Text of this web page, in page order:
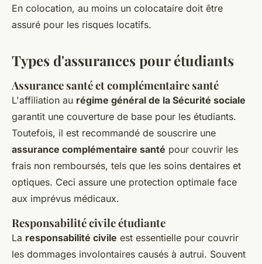
En colocation, au moins un colocataire doit être
assuré pour les risques locatifs.
Types d'assurances pour étudiants
Assurance santé et complémentaire santé
L'affiliation au régime général de la Sécurité sociale
garantit une couverture de base pour les étudiants.
Toutefois, il est recommandé de souscrire une
assurance complémentaire santé pour couvrir les
frais non remboursés, tels que les soins dentaires et
optiques. Ceci assure une protection optimale face
aux imprévus médicaux.
Responsabilité civile étudiante
La responsabilité civile est essentielle pour couvrir
les dommages involontaires causés à autrui. Souvent